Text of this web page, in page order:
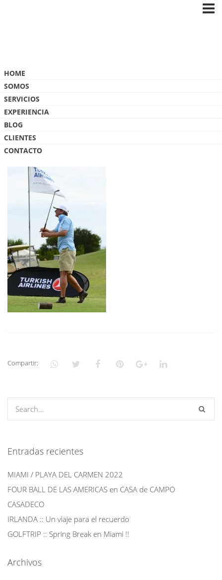
HOME
SOMOS
SERVICIOS
EXPERIENCIA
BLOG
CLIENTES
CONTACTO
REACHINGU GOLF 108 ODP_6112
4 MAYO, 2017
Compartir:
Entradas recientes
MIAMI / PLAYA DEL CARMEN 2022
FOUR BALL DE LAS AMERICAS en CASA de CAMPO
CASADECO
IRLANDA :: Un viaje para el recuerdo
GOLFTRIP :: Spring Break en Miami !!
Archivos